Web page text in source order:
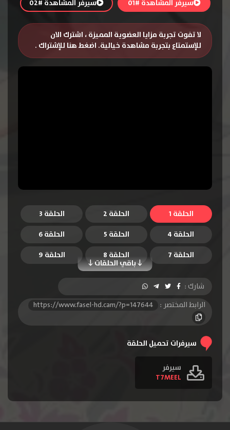
سيرفر المشاهدة #01 سيرفر المشاهدة #02
لا تفوت تجربة مزايا العضوية المميزة ، اشترك الان
للإستمتاع بتجربة مشاهدة خيالية. اضغط هنا للإشتراك .
الحلقة 1 الحلقة 2
الحلقة 3
الحلقة 4
الحلقة 5 الحلقة 6
باقي الحلقات
الحلقة 7 الحلقة 8
الحلقة 9
الحلقة 10
الحلقة 11
شارك :
الرابط المختصر :
https://www.fasel-hd.cam/?p=147644
سيرفرات تحميل الحلقة
سيرفر
T7MEEL